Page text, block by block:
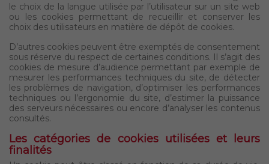
le choix de la langue utilisée par l’utilisateur sur un site web
ou les cookies permettant de recueillir et conserver les
choix des utilisateurs en matière de dépôt de cookies.
D’autres cookies peuvent être exemptés de consentement
sous réserve du respect de certaines conditions. Il s’agit des
cookies de mesure d’audience permettant par exemple de
mesurer les performances techniques du site, de détecter
les problèmes de navigation, d’optimiser les performances
techniques ou l’ergonomie du site, d’estimer la puissance
des serveurs nécessaires ou encore d’analyser les contenus
consultés.
Les catégories de cookies utilisées et leurs
finalités